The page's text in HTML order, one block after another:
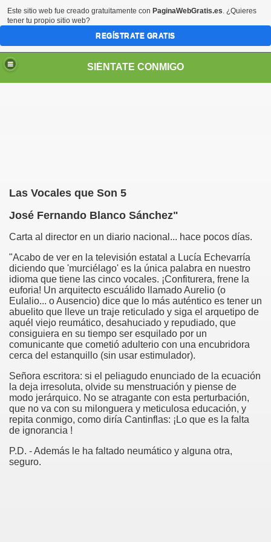
SIÉNTATE CONMIGO
Las Vocales que Son 5
José Fernando Blanco Sánchez"
Carta al director en un diario nacional... hace pocos días.
"Acabo de ver en la televisión estatal a Lucía Echevarría
diciendo que 'murciélago' es la única palabra en nuestro
idioma que tiene las cinco vocales. ¡Confiturera, frene la
euforia! Un arquitecto escuálido llamado Aurelio (o
Eulalio... o Ausencio) dice que lo más auténtico es tener un
abuelito que lleve un traje reticulado y siga el arquetipo de
aquél viejo reumático, desahuciado y repudiado, que
consiguiera en su tiempo ser esquilado por un
comunicante que cometió adulterio con una encubridora
cerca del estanquillo (sin usar estimulador).
Señora escritora: si el peliagudo enunciado de la ecuación
la deja irresoluta, olvide su menstruación y piense de
modo jerárquico. No se atragante con esta perturbación,
que no va con su milonguera y meticulosa educación, y
repita conmigo, como diría Cantinflas: ¡Lo que es la falta
de ignorancia !
P.D. - Además le ha faltado neumático y alguna otra,
seguro.
(Camilo José Cela)
Español
de Texto)
Este sitio web fue creado gratuitamente con PaginaWebGratis.es. ¿Quieres
tener tu propio sitio web?
REGÍSTRATE GRATIS